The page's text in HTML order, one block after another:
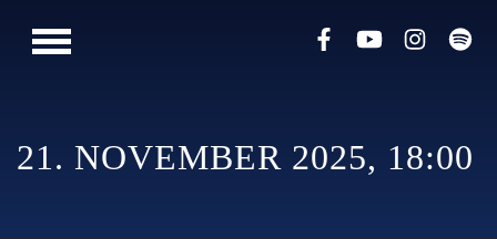
PRESSE
LIVESHOWS
21. NOVEMBER 2025, 18:00